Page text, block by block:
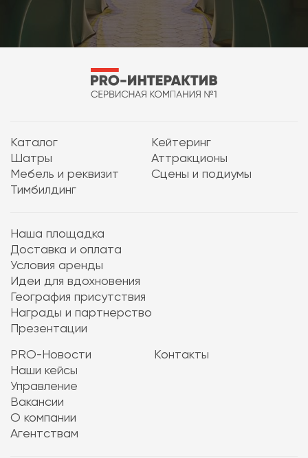
Каталог
Кейтеринг
Шатры
Аттракционы
Мебель и реквизит
Сцены и подиумы
Тимбилдинг
Наша площадка
Доставка и оплата
Условия аренды
Идеи для вдохновения
География присутствия
Награды и партнерство
Презентации
PRO-Новости
Наши кейсы
Управление
Вакансии
О компании
Агентствам
Контакты